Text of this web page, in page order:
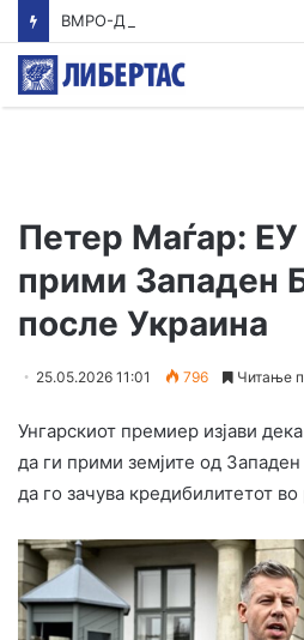
Петер Маѓар: ЕУ
прими Западен
после Украина
25.05.2026 11:01 796 Читање
Унгарскиот премиер изјави
да ги прими земјите од
да го зачува кредибилитетот во